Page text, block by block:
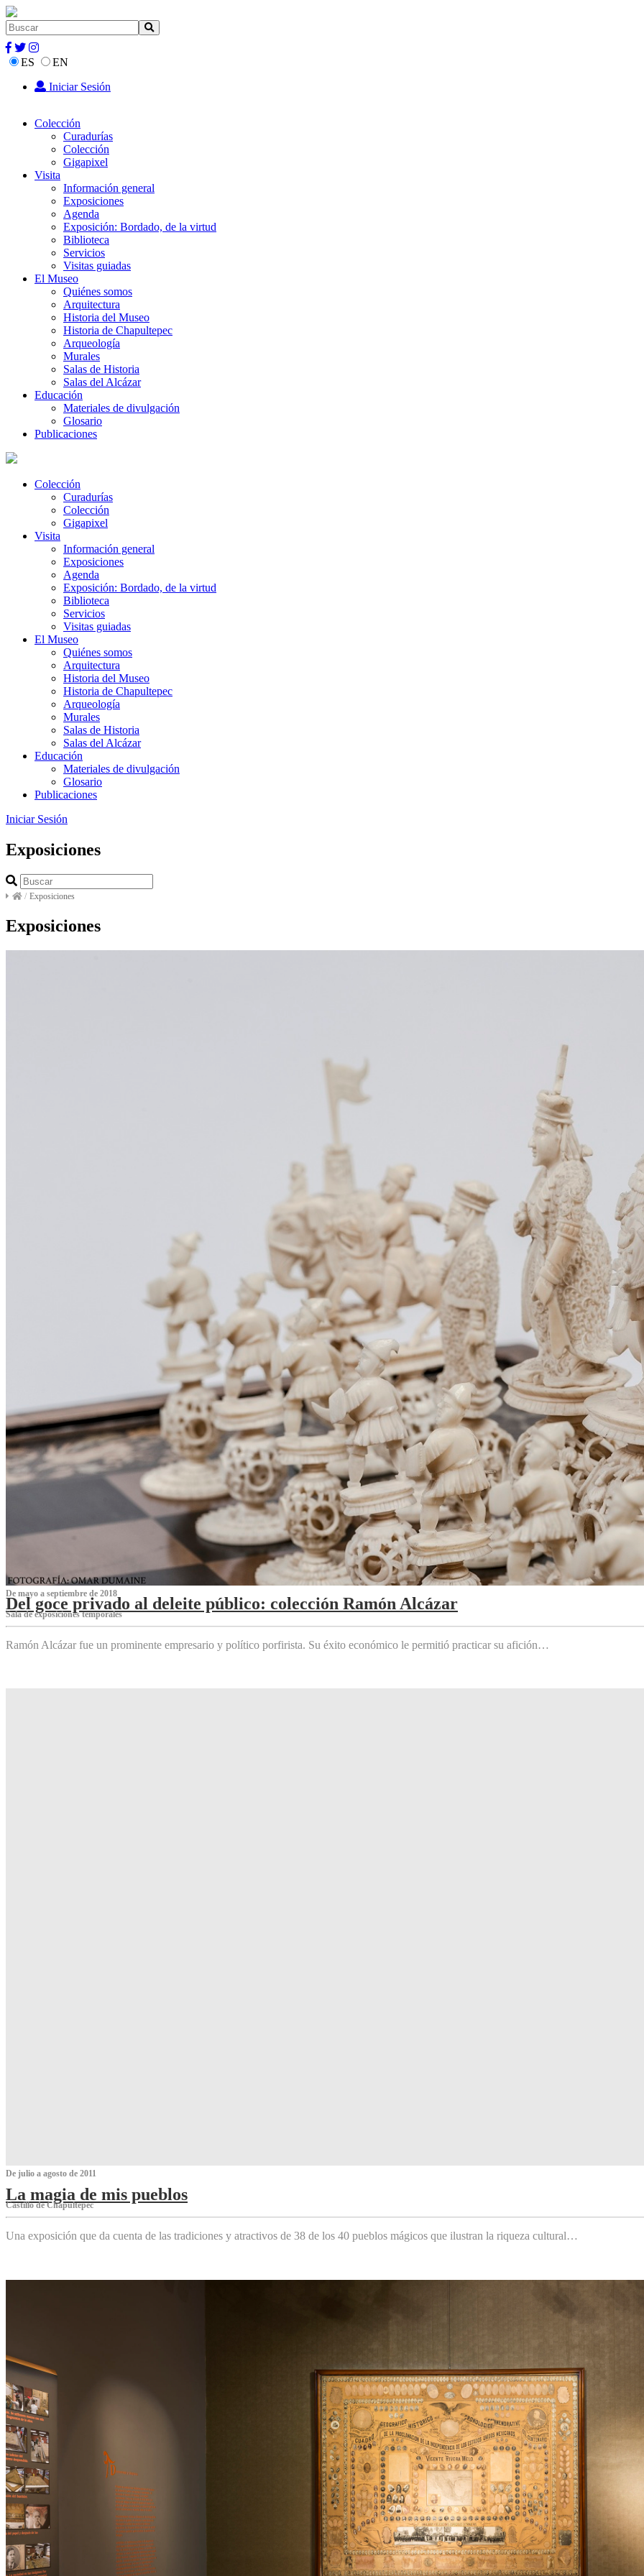
ES
EN
Iniciar Sesión
Colección
Curadurías
Colección
Gigapixel
Visita
Información general
Exposiciones
Agenda
Exposición: Bordado, de la virtud
Biblioteca
Servicios
Visitas guiadas
El Museo
Quiénes somos
Arquitectura
Historia del Museo
Historia de Chapultepec
Arqueología
Murales
Salas de Historia
Salas del Alcázar
Educación
Materiales de divulgación
Glosario
Publicaciones
Colección
Curadurías
Colección
Gigapixel
Visita
Información general
Exposiciones
Agenda
Exposición: Bordado, de la virtud
Biblioteca
Servicios
Visitas guiadas
El Museo
Quiénes somos
Arquitectura
Historia del Museo
Historia de Chapultepec
Arqueología
Murales
Salas de Historia
Salas del Alcázar
Educación
Materiales de divulgación
Glosario
Publicaciones
Iniciar Sesión
Exposiciones
/ Exposiciones
Exposiciones
De mayo a septiembre de 2018
Del goce privado al deleite público: colección Ramón Alcázar
Sala de exposiciones temporales
Ramón Alcázar fue un prominente empresario y político porfirista. Su éxito económico le permitió practicar su afición…
De julio a agosto de 2011
La magia de mis pueblos
Castillo de Chapultepec
Una exposición que da cuenta de las tradiciones y atractivos de 38 de los 40 pueblos mágicos que ilustran la riqueza cultural…